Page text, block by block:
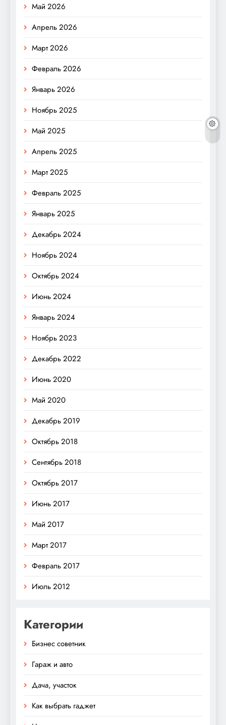
Май 2026
Апрель 2026
Март 2026
Февраль 2026
Январь 2026
Ноябрь 2025
Май 2025
Апрель 2025
Март 2025
Февраль 2025
Январь 2025
Декабрь 2024
Ноябрь 2024
Октябрь 2024
Июнь 2024
Январь 2024
Ноябрь 2023
Декабрь 2022
Июнь 2020
Май 2020
Декабрь 2019
Октябрь 2018
Сентябрь 2018
Октябрь 2017
Июнь 2017
Май 2017
Март 2017
Февраль 2017
Июль 2012
Категории
Бизнес советник
Гараж и авто
Дача, участок
Как выбрать гаджет